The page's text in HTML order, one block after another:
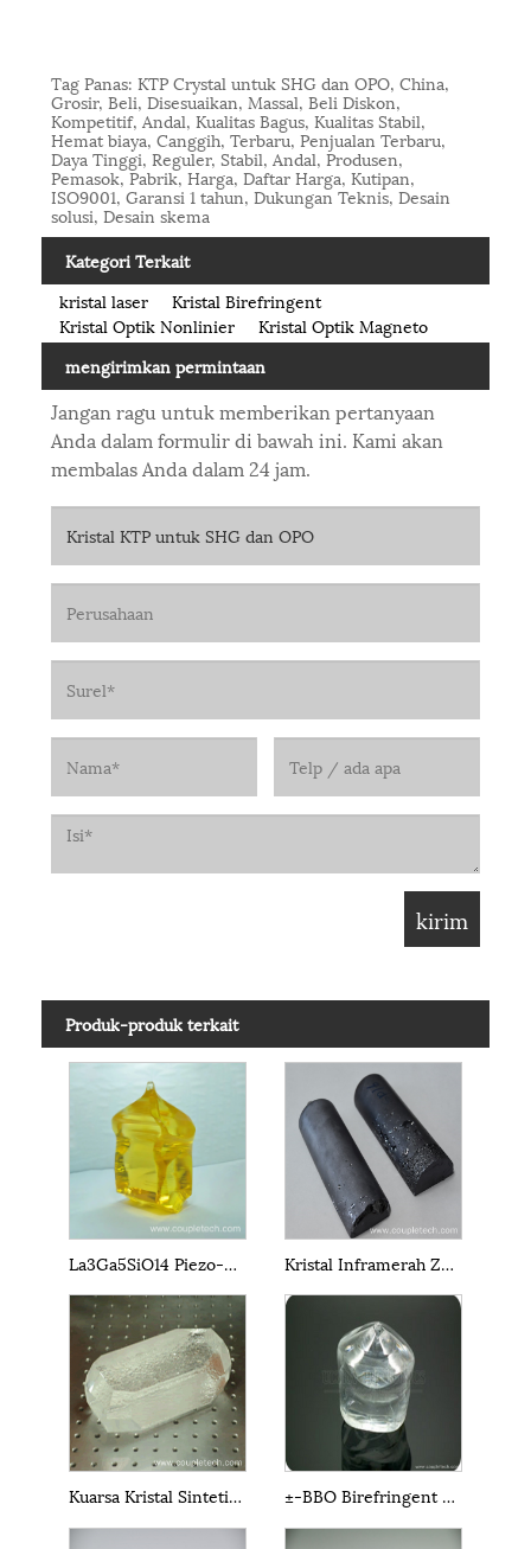
Tag Panas: KTP Crystal untuk SHG dan OPO, China,
Grosir, Beli, Disesuaikan, Massal, Beli Diskon,
Kompetitif, Andal, Kualitas Bagus, Kualitas Stabil,
Hemat biaya, Canggih, Terbaru, Penjualan Terbaru,
Daya Tinggi, Reguler, Stabil, Andal, Produsen,
Pemasok, Pabrik, Harga, Daftar Harga, Kutipan,
ISO9001, Garansi 1 tahun, Dukungan Teknis, Desain
solusi, Desain skema
Kategori Terkait
kristal laser
Kristal Birefringent
Kristal Optik Nonlinier
Kristal Optik Magneto
mengirimkan permintaan
Jangan ragu untuk memberikan pertanyaan
Anda dalam formulir di bawah ini. Kami akan
membalas Anda dalam 24 jam.
Produk-produk terkait
La3Ga5SiO14 Piezo-Electric Crystal LGS Kristal Inframerah ZnGeP2 (ZGP)
Kuarsa Kristal Sintetis Tunggal ±-BBO Birefringent Crystal